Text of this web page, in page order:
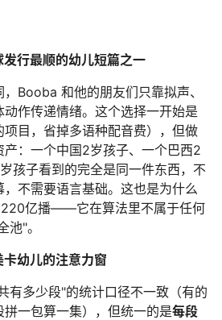
行最顺的幼儿短篇之一
Booba 和他的朋友们只靠拟声、
作传递情绪。这个选择一开始是
目，省掉多语种配音费），但做
产：一个中国2岁孩子、一个巴西2
孩子看到的完全是同一件东西，不
不需要语言基础。这也是为什么
220亿播——它在算法里不属于任何
池"。
幼儿的注意力窗
有多少段"的统计口径不一致（有的
一包算一集），但统一的是每段